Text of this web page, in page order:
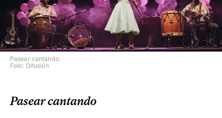
Pasear cantando.
Foto: Difusión
Pasear cantando